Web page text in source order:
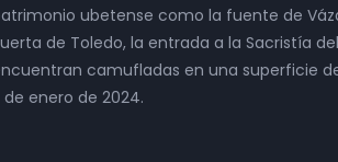
ubetense como la fuente de
de Toledo, la entrada a la Sacristía
camufladas en una superficie
de enero de 2024.